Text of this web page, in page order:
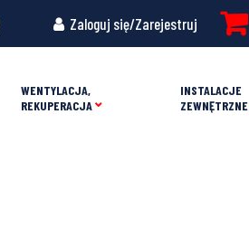
Zaloguj się/Zarejestruj
WENTYLACJA,
REKUPERACJA
INSTALACJE
ZEWNĘTRZNE